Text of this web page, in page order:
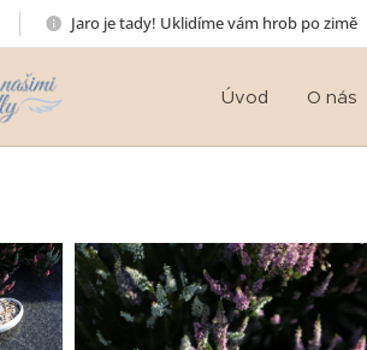
Jaro je tady! Uklidíme vám hrob po zimě🕯️
Úvod O nás